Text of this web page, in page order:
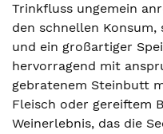
Trinkfluss ungemein
den schnellen
und ein großartiger
hervorragend mit
gebratenem Steinbutt
Fleisch oder gereiftem
Weinerlebnis, das die